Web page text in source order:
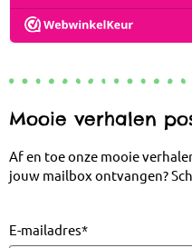
Mooie verhalen
Af en toe onze mooie
jouw mailbox ontvangen?
E-mailadres*